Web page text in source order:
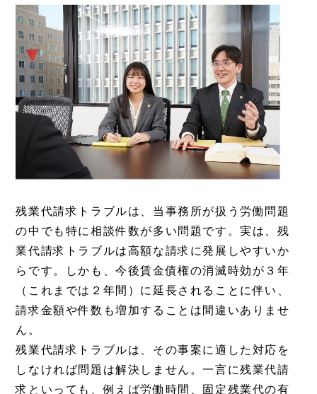
残業代請求トラブルは、当事務所が扱う労働問題
の中でも特に相談件数が多い問題です。実は、残
業代請求トラブルは高額な請求に発展しやすいか
らです。しかも、今後賃金債権の消滅時効が３年
（これまでは２年間）に延長されることに伴い、
請求金額や件数も増加することは間違いありませ
ん。
残業代請求トラブルは、その事案に適した対応を
しなければ問題は解決しません。一言に残業代請
求といっても、例えば労働時間、固定残業代の有